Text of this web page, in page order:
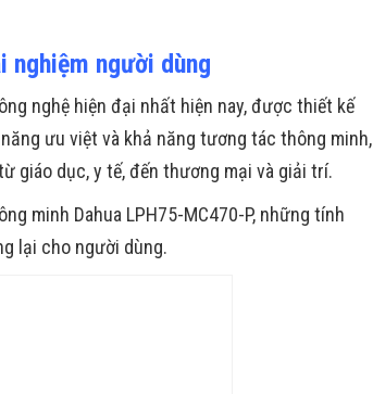
nghiệm người dùng
nghệ hiện đại nhất hiện nay, được thiết kế
ưu việt và khả năng tương tác thông minh,
giáo dục, y tế, đến thương mại và giải trí.
minh Dahua LPH75-MC470-P, những tính
lại cho người dùng.